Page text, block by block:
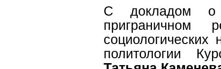
С докладом о
приграничном
политологии